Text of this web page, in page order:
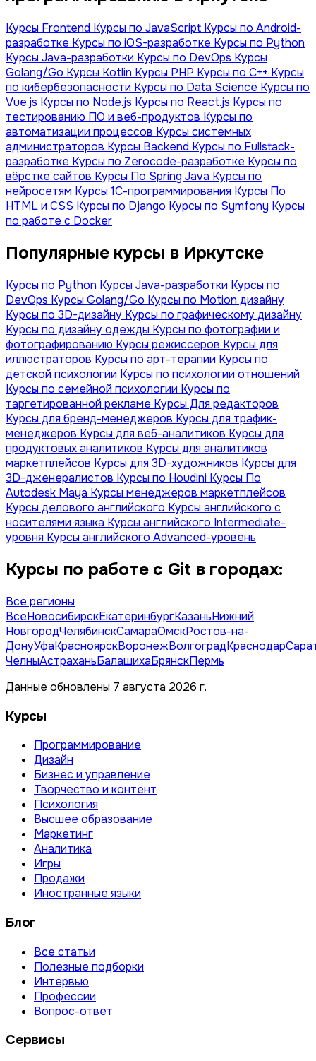
Курсы Frontend Курсы по JavaScript Курсы по Android-
разработке Курсы по iOS-разработке Курсы по Python
Курсы Java-разработки Курсы по DevOps Курсы
Golang/Go Курсы Kotlin Курсы PHP Курсы по С++ Курсы
по кибербезопасности Курсы по Data Science Курсы по
Vue.js Курсы по Node.js Курсы по React.js Курсы по
тестированию ПО и веб-продуктов Курсы по
автоматизации процессов Курсы системных
администраторов Курсы Backend Курсы по Fullstack-
разработке Курсы по Zerocode-разработке Курсы по
вёрстке сайтов Курсы По Spring Java Курсы по
нейросетям Курсы 1С-программирования Курсы По
HTML и CSS Курсы по Django Курсы по Symfony Курсы
по работе с Docker
Популярные курсы в Иркутске
Курсы по Python Курсы Java-разработки Курсы по
DevOps Курсы Golang/Go Курсы по Motion дизайну
Курсы по 3D-дизайну Курсы по графическому дизайну
Курсы по дизайну одежды Курсы по фотографии и
фотографированию Курсы режиссеров Курсы для
иллюстраторов Курсы по арт-терапии Курсы по
детской психологии Курсы по психологии отношений
Курсы по семейной психологии Курсы по
таргетированной рекламе Курсы Для редакторов
Курсы для бренд-менеджеров Курсы для трафик-
менеджеров Курсы для веб-аналитиков Курсы для
продуктовых аналитиков Курсы для аналитиков
маркетплейсов Курсы для 3D-художников Курсы для
3D-дженералистов Курсы по Houdini Курсы По
Autodesk Maya Курсы менеджеров маркетплейсов
Курсы делового английского Курсы английского с
носителями языка Курсы английского Intermediate-
уровня Курсы английского Advanced-уровень
Курсы по работе с Git в городах:
Все регионы
ВсеНовосибирскЕкатеринбургКазаньНижний
НовгородЧелябинскСамараОмскРостов-на-
ДонуУфаКрасноярскВоронежВолгоградКраснодар
ЧелныАстраханьБалашихаБрянскПермь
Данные обновлены 7 августа 2026 г.
Курсы
Программирование
Дизайн
Бизнес и управление
Творчество и контент
Психология
Высшее образование
Маркетинг
Аналитика
Игры
Продажи
Иностранные языки
Блог
Все статьи
Полезные подборки
Интервью
Профессии
Вопрос-ответ
Сервисы